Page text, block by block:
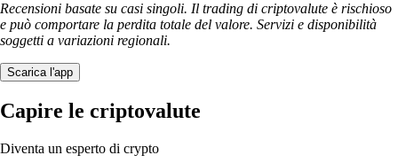
Recensioni basate su casi singoli. Il trading di criptovalute è rischioso
e può comportare la perdita totale del valore. Servizi e disponibilità
soggetti a variazioni regionali.
Scarica l'app
Capire le criptovalute
Diventa un esperto di crypto